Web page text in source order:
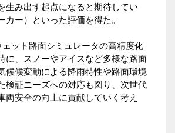
生み出す起点になると期待してい
カー）といった評価を得た。
ット路面シミュレータの高精度化
に、スノーやアイスなど多様な路面
候候変動による降雨特性や路面環境
検証ニーズへの対応も図り、次世代
両安全の向上に貢献していく考え